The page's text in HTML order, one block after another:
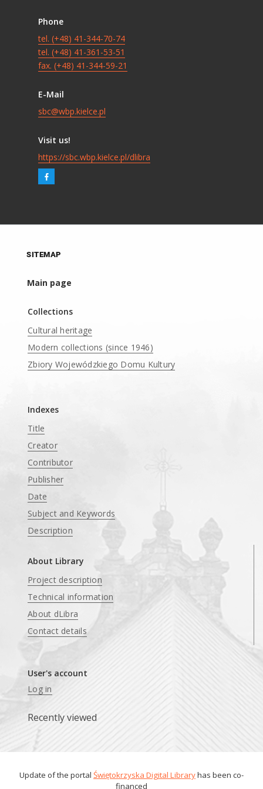
Phone
tel. (+48) 41-344-70-74
tel. (+48) 41-361-53-51
fax. (+48) 41-344-59-21
E-Mail
sbc@wbp.kielce.pl
Visit us!
https://sbc.wbp.kielce.pl/dlibra
SITEMAP
Main page
Collections
Cultural heritage
Modern collections (since 1946)
Zbiory Wojewódzkiego Domu Kultury
Indexes
Title
Creator
Contributor
Publisher
Date
Subject and Keywords
Description
About Library
Project description
Technical information
About dLibra
Contact details
User's account
Log in
Recently viewed
Update of the portal Świętokrzyska Digital Libraryhas been co-
financed